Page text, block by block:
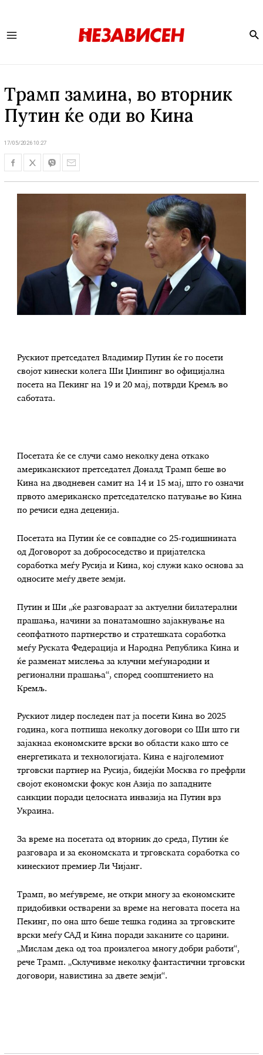
Трамп замина, во вторник
Путин ќе оди во Кина
17/05/2026 10:27
Рускиот претседател Владимир Путин ќе го посети
својот кинески колега Ши Џинпинг во официјална
посета на Пекинг на 19 и 20 мај, потврди Кремљ во
саботата.
Посетата ќе се случи само неколку дена откако
американскиот претседател Доналд Трамп беше во
Кина на дводневен самит на 14 и 15 мај, што го означи
првото американско претседателско патување во Кина
по речиси една деценија.
Посетата на Путин ќе се совпадне со 25-годишнината
од Договорот за добрососедство и пријателска
соработка меѓу Русија и Кина, кој служи како основа за
односите меѓу двете земји.
Путин и Ши „ќе разговараат за актуелни билатерални
прашања, начини за понатамошно зајакнување на
сеопфатното партнерство и стратешката соработка
меѓу Руската Федерација и Народна Република Кина и
ќе разменат мислења за клучни меѓународни и
регионални прашања“, според соопштението на
Кремљ.
Рускиот лидер последен пат ја посети Кина во 2025
година, кога потпиша неколку договори со Ши што ги
зајакнаа економските врски во области како што се
енергетиката и технологијата. Кина е најголемиот
трговски партнер на Русија, бидејќи Москва го префрли
својот економски фокус кон Азија по западните
санкции поради целосната инвазија на Путин врз
Украина.
За време на посетата од вторник до среда, Путин ќе
разговара и за економската и трговската соработка со
кинескиот премиер Ли Чијанг.
Трамп, во меѓувреме, не откри многу за економските
придобивки остварени за време на неговата посета на
Пекинг, по она што беше тешка година за трговските
врски меѓу САД и Кина поради заканите со царини.
„Мислам дека од тоа произлегоа многу добри работи“,
рече Трамп. „Склучивме неколку фантастични трговски
договори, навистина за двете земји“.